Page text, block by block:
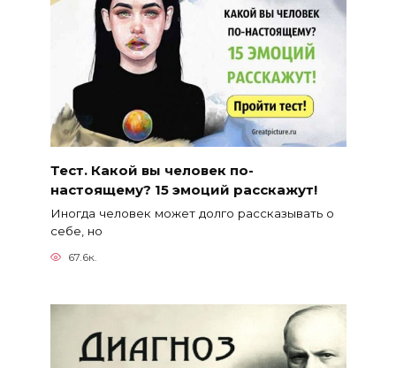
Тест. Какой вы человек по-
настоящему? 15 эмоций расскажут!
Иногда человек может долго рассказывать о
себе, но
67.6к.